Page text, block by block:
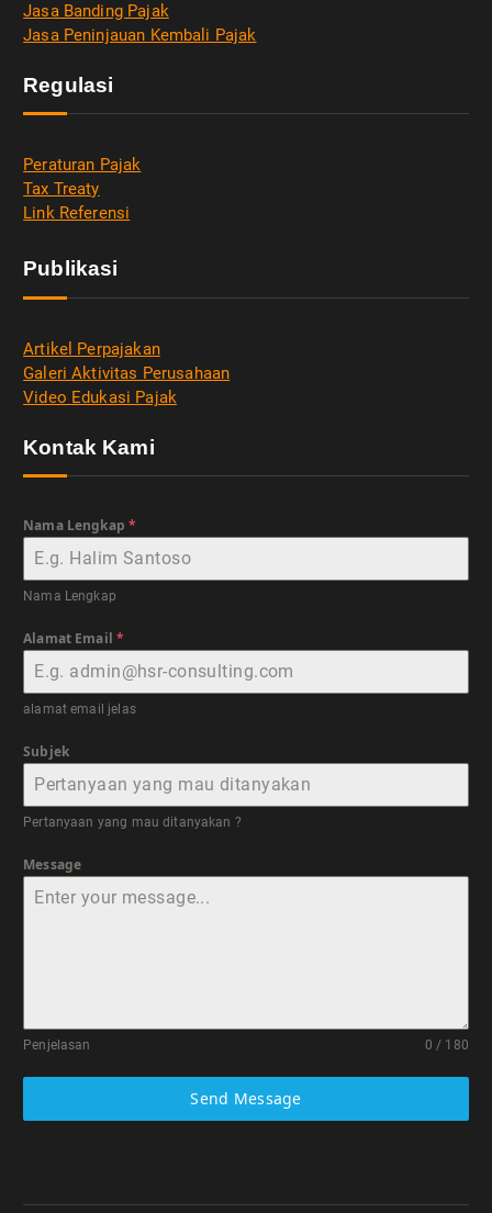
Jasa Banding Pajak
Jasa Peninjauan Kembali Pajak
Regulasi
Peraturan Pajak
Tax Treaty
Link Referensi
Publikasi
Artikel Perpajakan
Galeri Aktivitas Perusahaan
Video Edukasi Pajak
Kontak Kami
Nama Lengkap*
Nama Lengkap
Alamat Email*
alamat email jelas
Subjek
Pertanyaan yang mau ditanyakan ?
Message
Penjelasan 0 / 180
Send Message